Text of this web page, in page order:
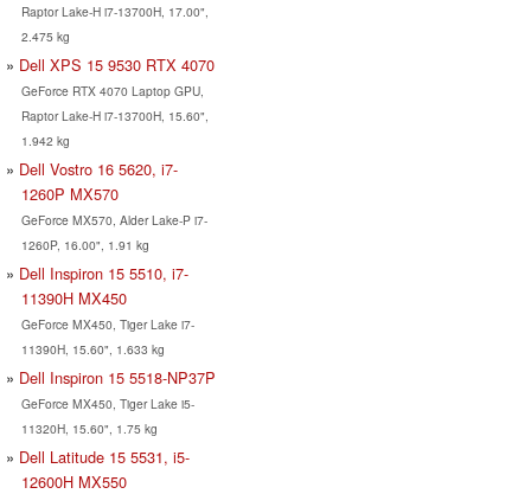
Raptor Lake-H i7-13700H, 17.00",
2.475 kg
Dell XPS 15 9530 RTX 4070
GeForce RTX 4070 Laptop GPU,
Raptor Lake-H i7-13700H, 15.60",
1.942 kg
Dell Vostro 16 5620, i7-
1260P MX570
GeForce MX570, Alder Lake-P i7-
1260P, 16.00", 1.91 kg
Dell Inspiron 15 5510, i7-
11390H MX450
GeForce MX450, Tiger Lake i7-
11390H, 15.60", 1.633 kg
Dell Inspiron 15 5518-NP37P
GeForce MX450, Tiger Lake i5-
11320H, 15.60", 1.75 kg
Dell Latitude 15 5531, i5-
12600H MX550